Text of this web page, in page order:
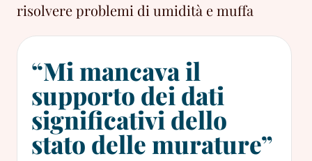
risolvere problemi di umidità e muffa
“Mi mancava il
supporto dei dati
significativi dello
stato delle murature”